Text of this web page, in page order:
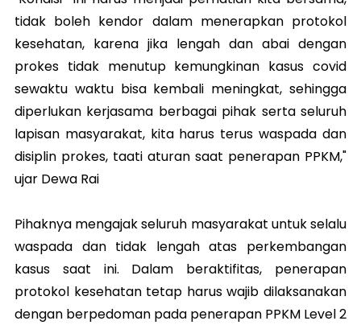
tidak boleh kendor dalam menerapkan protokol
kesehatan, karena jika lengah dan abai dengan
prokes tidak menutup kemungkinan kasus covid
sewaktu waktu bisa kembali meningkat, sehingga
diperlukan kerjasama berbagai pihak serta seluruh
lapisan masyarakat, kita harus terus waspada dan
disiplin prokes, taati aturan saat penerapan PPKM,"
ujar Dewa Rai
Pihaknya mengajak seluruh masyarakat untuk selalu
waspada dan tidak lengah atas perkembangan
kasus saat ini. Dalam beraktifitas, penerapan
protokol kesehatan tetap harus wajib dilaksanakan
dengan berpedoman pada penerapan PPKM Level 2